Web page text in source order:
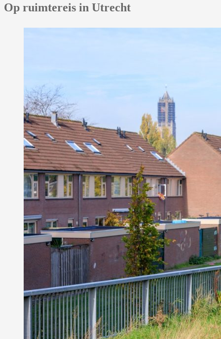
Op ruimtereis in Utrecht